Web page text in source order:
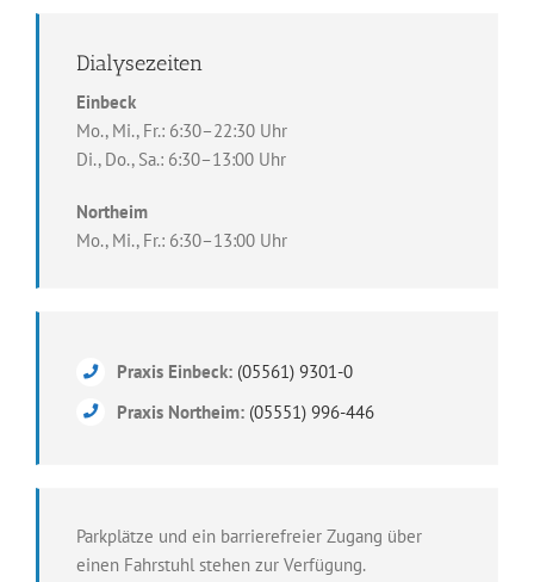
Dialysezeiten
Einbeck
Mo., Mi., Fr.: 6:30–22:30 Uhr
Di., Do., Sa.: 6:30–13:00 Uhr
Northeim
Mo., Mi., Fr.: 6:30–13:00 Uhr
Praxis Einbeck: (05561) 9301-0
Praxis Northeim: (05551) 996-446
Parkplätze und ein barrierefreier Zugang über
einen Fahrstuhl stehen zur Verfügung.